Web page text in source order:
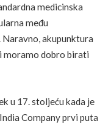
medicinska
među
akupunktura
moramo dobro birati
u 17. stoljeću kada je
Company prvi puta